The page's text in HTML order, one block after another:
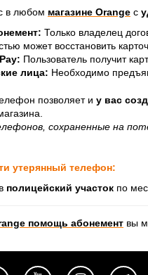
в любом магазине Orange с
Только владелец
может восстановить
Пользователь получит
лица: Необходимо
позволяет и у вас
сохраненные на
утерянный телефон:
полицейский участок по
помощь абонемент вы